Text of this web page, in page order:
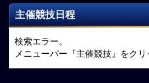
主催競技日程
検索エラー。
メニューバー『主催競技』をクリ